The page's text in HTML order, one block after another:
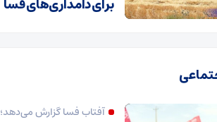
برای دامداری‌های فسا
آفتاب فسا گزارش می‌دهد؛